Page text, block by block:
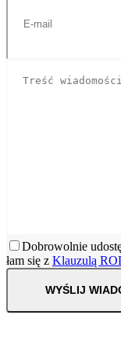
Dobrowolnie
łam się z Klauzulą